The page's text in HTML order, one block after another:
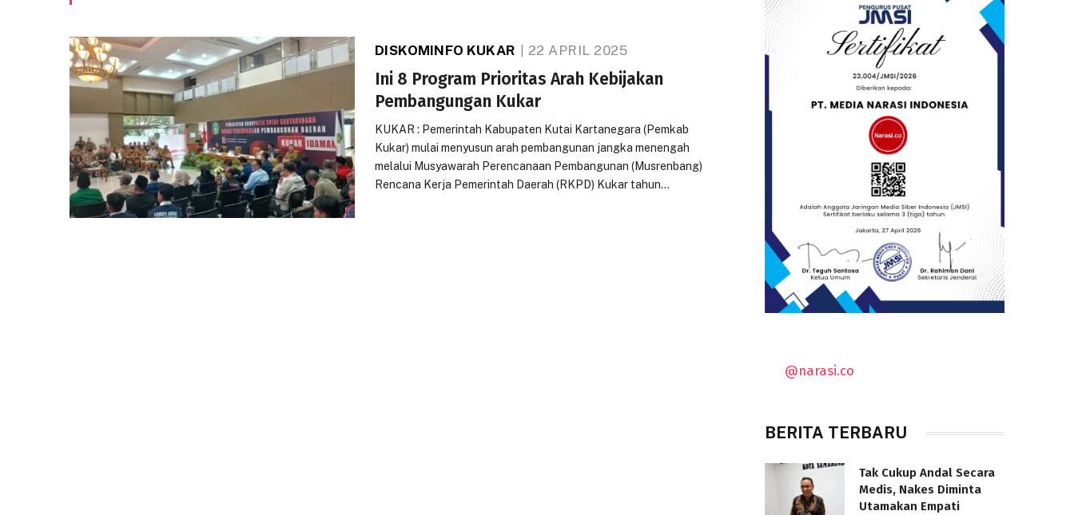
DISKOMINFO KUKAR 22 APRIL 2025
Ini 8 Program Prioritas Arah Kebijakan
Pembangungan Kukar
KUKAR : Pemerintah Kabupaten Kutai Kartanegara (Pemkab
Kukar) mulai menyusun arah pembangunan jangka menengah
melalui Musyawarah Perencanaan Pembangunan (Musrenbang)
Rencana Kerja Pemerintah Daerah (RKPD) Kukar tahun…
@narasi.co
BERITA TERBARU
Tak Cukup Andal Secara
Medis, Nakes Diminta
Utamakan Empati